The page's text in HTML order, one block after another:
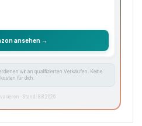
ansehen →
wir an qualifizierten Verkäufen. Keine
für dich.
· Stand: 8.8.2026